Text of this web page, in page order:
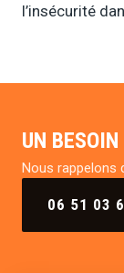
l’insécurité
UN
Nous rappelons
06 51 03